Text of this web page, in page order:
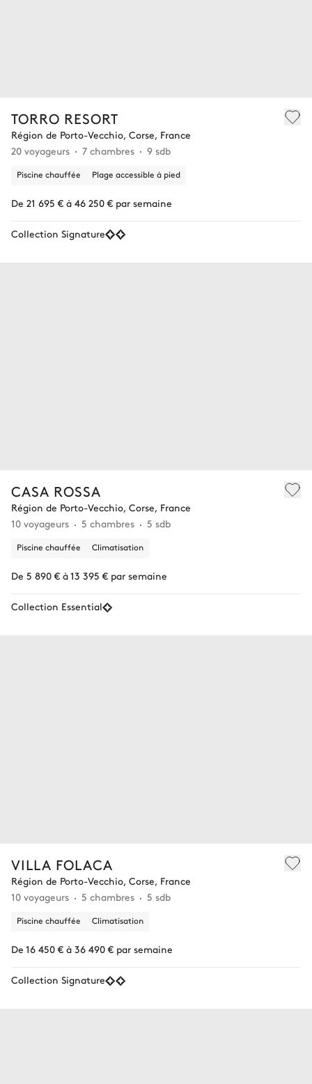
TORRO RESORT
Région de Porto-Vecchio, Corse, France
20 voyageurs
7 chambres 9 sdb
Piscine chauffée Plage accessible à pied
De 21 695 € à 46 250 € par semaine
Collection Signature
CASA ROSSA
Région de Porto-Vecchio, Corse, France
10 voyageurs
5 chambres 5 sdb
Piscine chauffée Climatisation
De 5 890 € à 13 395 € par semaine
Collection Essential
VILLA FOLACA
Région de Porto-Vecchio, Corse, France
10 voyageurs
5 chambres 5 sdb
Piscine chauffée Climatisation
De 16 450 € à 36 490 € par semaine
Collection Signature